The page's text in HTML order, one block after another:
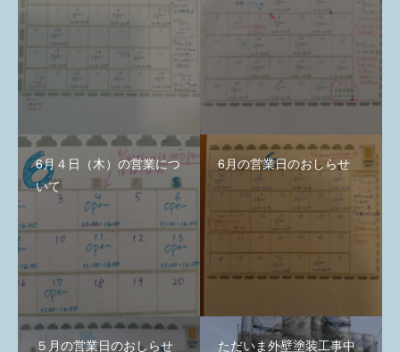
6月４日（木）の営業につ
いて
6月の営業日のおしらせ
５月の営業日のおしらせ
ただいま外壁塗装工事中